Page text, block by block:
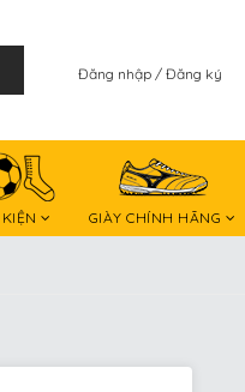
Đăng nhập Đăng ký
GIÀY CHÍNH HÃNG